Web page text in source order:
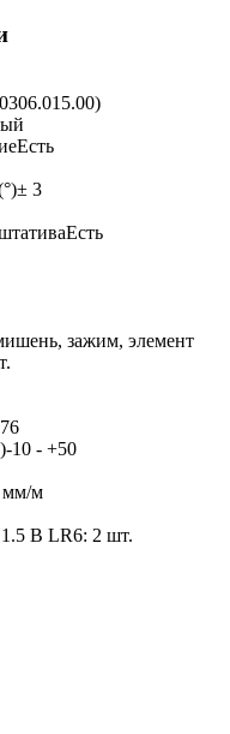
Есть
± 3
Есть
зажим, элемент
-10 - +50
мм/м
В LR6: 2 шт.